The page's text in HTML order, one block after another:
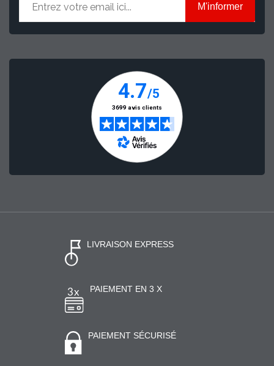
M'informer
LIVRAISON EXPRESS
PAIEMENT EN 3 X
PAIEMENT SÉCURISÉ